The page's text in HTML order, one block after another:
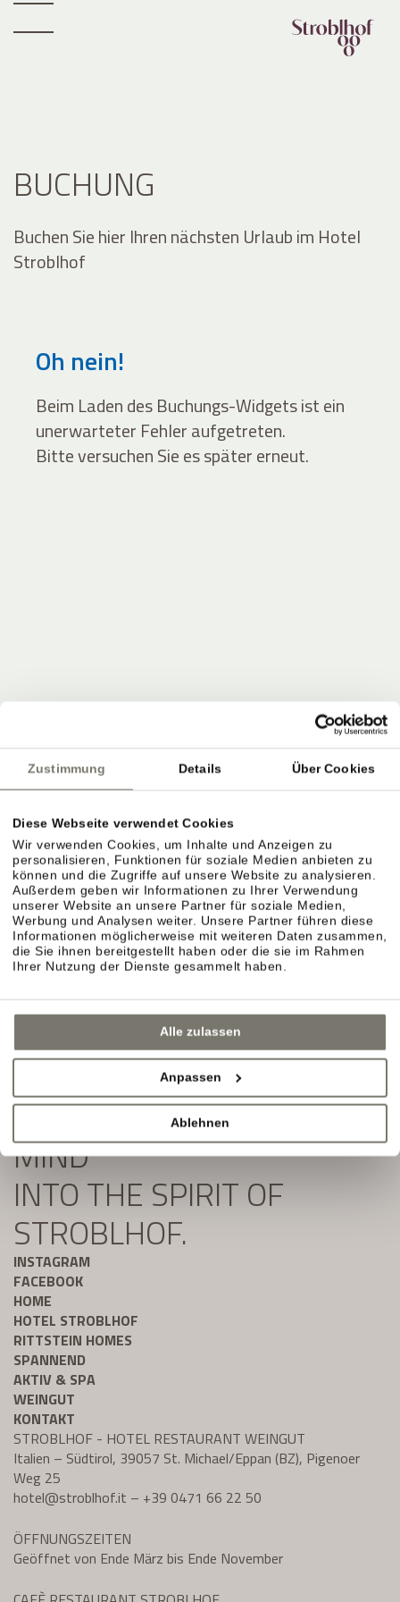
Zustimmung Details Über Cookies
Diese Webseite verwendet Cookies
Wir verwenden Cookies, um Inhalte und Anzeigen zu
personalisieren, Funktionen für soziale Medien anbieten zu
können und die Zugriffe auf unsere Website zu analysieren.
Außerdem geben wir Informationen zu Ihrer Verwendung
unserer Website an unsere Partner für soziale Medien,
Werbung und Analysen weiter. Unsere Partner führen diese
Informationen möglicherweise mit weiteren Daten zusammen,
die Sie ihnen bereitgestellt haben oder die sie im Rahmen
Ihrer Nutzung der Dienste gesammelt haben.
Alle zulassen
Anpassen
Ablehnen
BUCHUNG
Buchen Sie hier Ihren nächsten Urlaub im Hotel
Stroblhof
Oh nein!
Beim Laden des Buchungs-Widgets ist ein
unerwarteter Fehler aufgetreten.
Bitte versuchen Sie es später erneut.
JOIN THE COMMUNITY
Seien Sie unter den Ersten, die Neuigkeiten vom
Stroblhof erfahren.
Exklusive Angebote und Aktuelles aus unserem
Weinhotel in Südtirol erwarten Sie.
Einfach ausfüllen und Newsletter abonnieren:
SLIP YOUR BODY AND
MIND
INTO THE SPIRIT OF
STROBLHOF.
INSTAGRAM
FACEBOOK
HOME
HOTEL STROBLHOF
RITTSTEIN HOMES
SPANNEND
AKTIV & SPA
WEINGUT
KONTAKT
STROBLHOF - HOTEL RESTAURANT WEINGUT
Italien – Südtirol, 39057 St. Michael/Eppan (BZ), Pigenoer
Weg 25
hotel@stroblhof.it – +39 0471 66 22 50
ÖFFNUNGSZEITEN
Geöffnet von Ende März bis Ende November